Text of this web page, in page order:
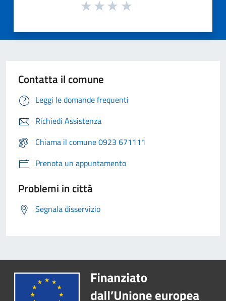
Contatta il comune
Leggi le domande frequenti
Richiedi Assistenza
Chiama il comune 0923 671111
Prenota un appuntamento
Problemi in città
Segnala disservizio